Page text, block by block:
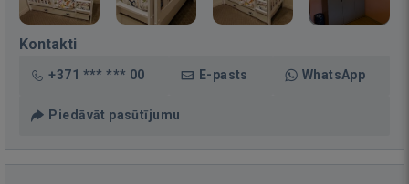
Kontakti
+371 *** *** 00 E-pasts WhatsApp
Piedāvāt pasūtījumu